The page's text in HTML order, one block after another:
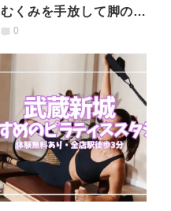
むくみを手放して脚の引
き締めもできる】ストレ
0